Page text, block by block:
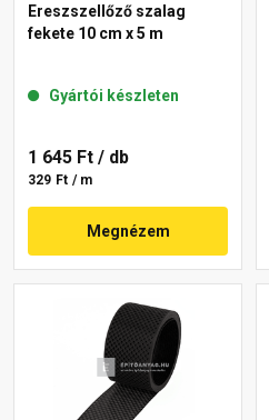
Ereszszellőző szalag
fekete 10 cm x 5 m
Gyártói készleten
1 645 Ft / db
329 Ft / m
Megnézem